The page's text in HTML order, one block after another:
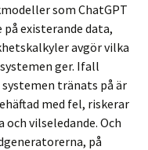
som ChatGPT
existerande data,
avgör vilka
ger. Ifall
tränats på är
med fel, riskerar
vilseledande. Och
på